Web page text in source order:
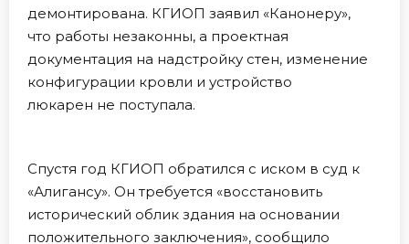
демонтирована. КГИОП заявил «Канонеру»,
что работы незаконны, а проектная
документация на надстройку стен, изменение
конфигурации кровли и устройство
люкарен не поступала.
Спустя год КГИОП обратился с иском в суд к
«Алигансу». Он требуется «восстановить
исторический облик здания на основании
положительного заключения», сообщило